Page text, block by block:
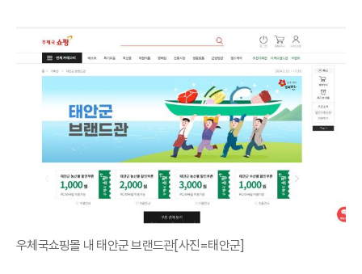
우체국쇼핑몰 내 태안군 브랜드관[사진=태안군]